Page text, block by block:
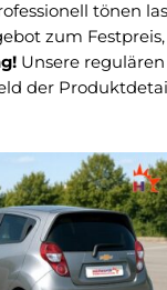
tönen
zum
Unsere
der